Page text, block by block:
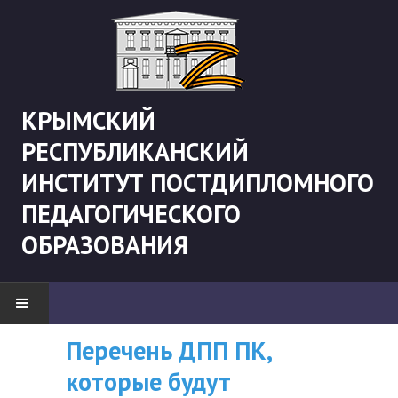
КРЫМСКИЙ
РЕСПУБЛИКАНСКИЙ
ИНСТИТУТ ПОСТДИПЛОМНОГО
ПЕДАГОГИЧЕСКОГО
ОБРАЗОВАНИЯ
НОВОСТИ
"Боевая" русистика
ВНИМАНИЮ
СЛУШАТЕЛЕЙ, У
Перечень ДПП ПК,
которые будут